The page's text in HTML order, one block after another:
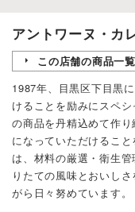
アントワーヌ・カ
この店舗の商品一覧
1987年、目黒区下目黒
けることを励みにスペ
の商品を丹精込めて作
になっていただけるこ
は、材料の厳選・衛生
りたての風味とおいし
がら日々努めています。